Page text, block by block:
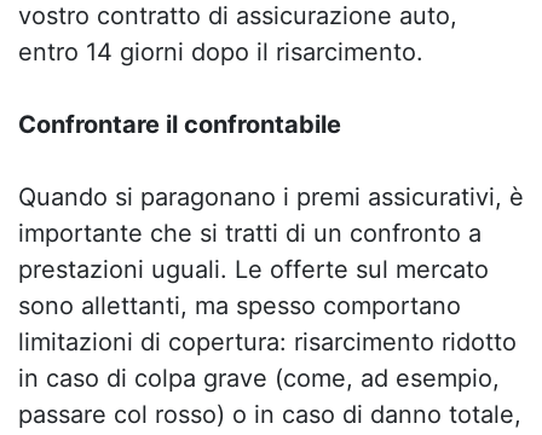
vostro contratto di assicurazione auto,
entro 14 giorni dopo il risarcimento.
Confrontare il confrontabile
Quando si paragonano i premi assicurativi, è
importante che si tratti di un confronto a
prestazioni uguali. Le offerte sul mercato
sono allettanti, ma spesso comportano
limitazioni di copertura: risarcimento ridotto
in caso di colpa grave (come, ad esempio,
passare col rosso) o in caso di danno totale,